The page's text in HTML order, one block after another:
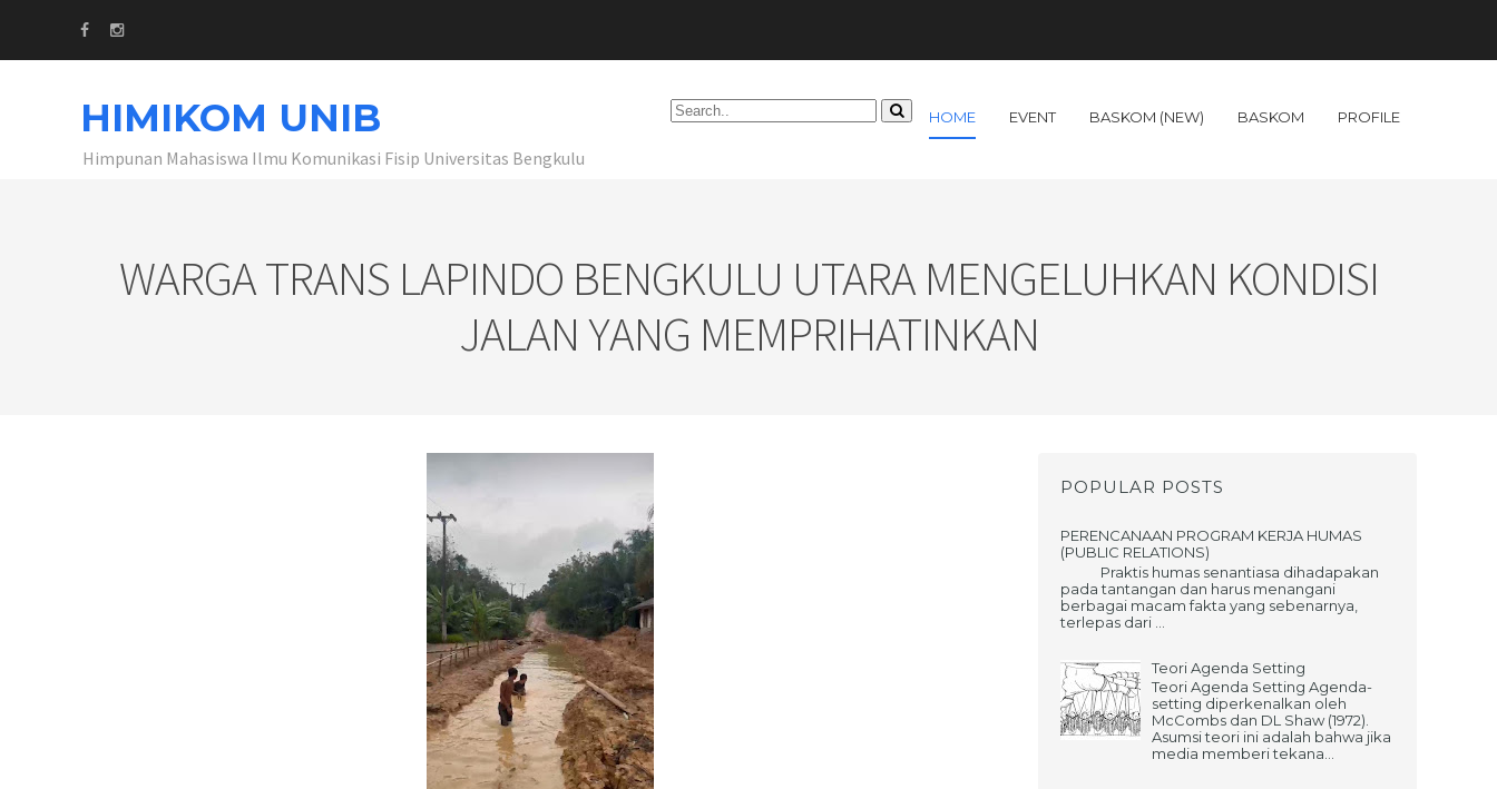
HIMIKOM UNIB
Himpunan Mahasiswa Ilmu Komunikasi Fisip Universitas Bengkulu
HOME EVENT BASKOM (NEW) BASKOM PROFILE
WARGA TRANS LAPINDO BENGKULU UTARA MENGELUHKAN KONDISI
JALAN YANG MEMPRIHATINKAN
POPULAR POSTS
PERENCANAAN PROGRAM KERJA HUMAS
(PUBLIC RELATIONS)
Praktis humas senantiasa dihadapakan
pada tantangan dan harus menangani
berbagai macam fakta yang sebenarnya,
terlepas dari ...
Teori Agenda Setting
Teori Agenda Setting Agenda-
setting diperkenalkan oleh
McCombs dan DL Shaw (1972).
Asumsi teori ini adalah bahwa jika
media memberi tekana...